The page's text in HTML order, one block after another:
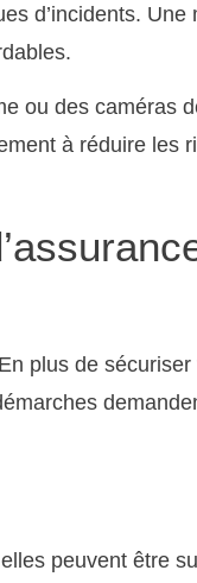
d’incidents. Une
ou des caméras
à réduire les
plus de sécuriser
peuvent être